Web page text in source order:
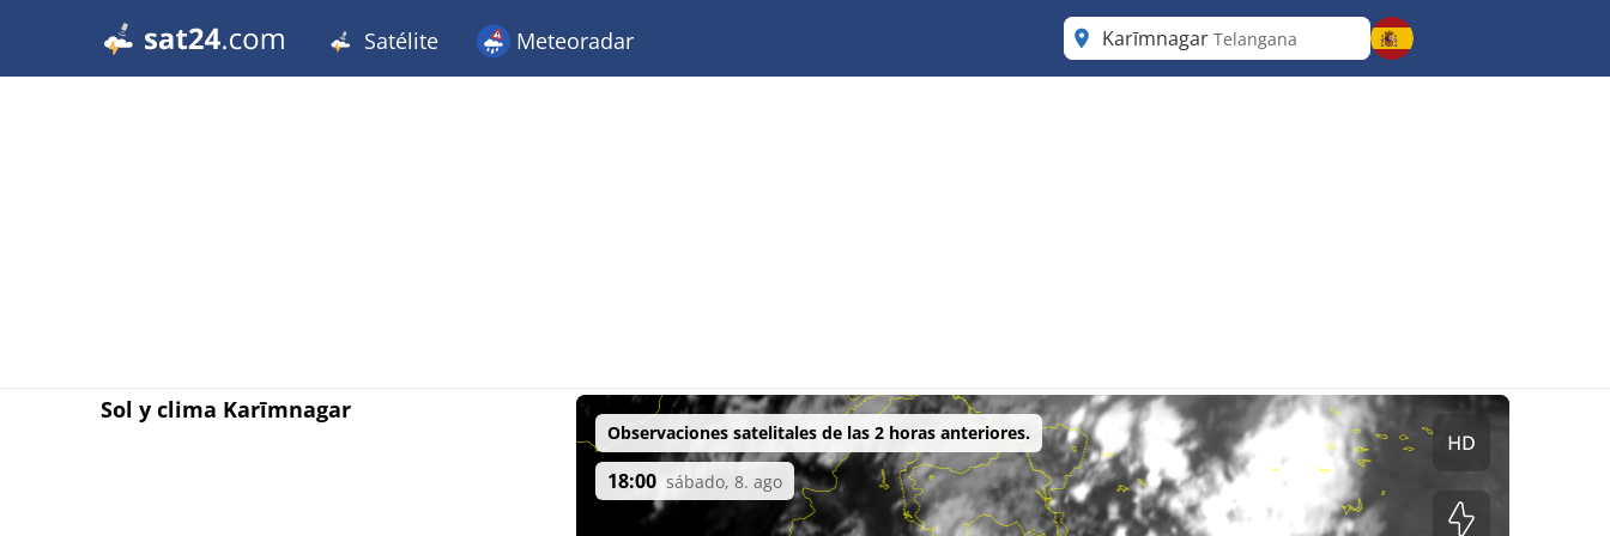
Satélite Meteoradar Karīmnagar Telangana
Sol y clima Karīmnagar
Observaciones satelitales de las 2 horas anteriores.
18:00 sábado, 8. ago